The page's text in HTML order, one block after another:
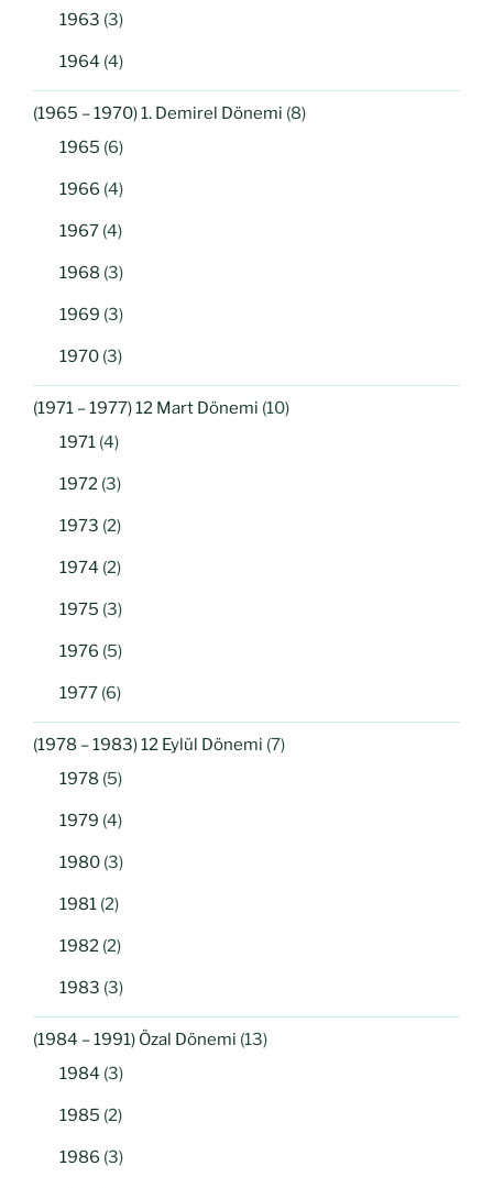
1963 (3)
1964 (4)
(1965 – 1970) 1. Demirel Dönemi (8)
1965 (6)
1966 (4)
1967 (4)
1968 (3)
1969 (3)
1970 (3)
(1971 – 1977) 12 Mart Dönemi (10)
1971 (4)
1972 (3)
1973 (2)
1974 (2)
1975 (3)
1976 (5)
1977 (6)
(1978 – 1983) 12 Eylül Dönemi (7)
1978 (5)
1979 (4)
1980 (3)
1981 (2)
1982 (2)
1983 (3)
(1984 – 1991) Özal Dönemi (13)
1984 (3)
1985 (2)
1986 (3)